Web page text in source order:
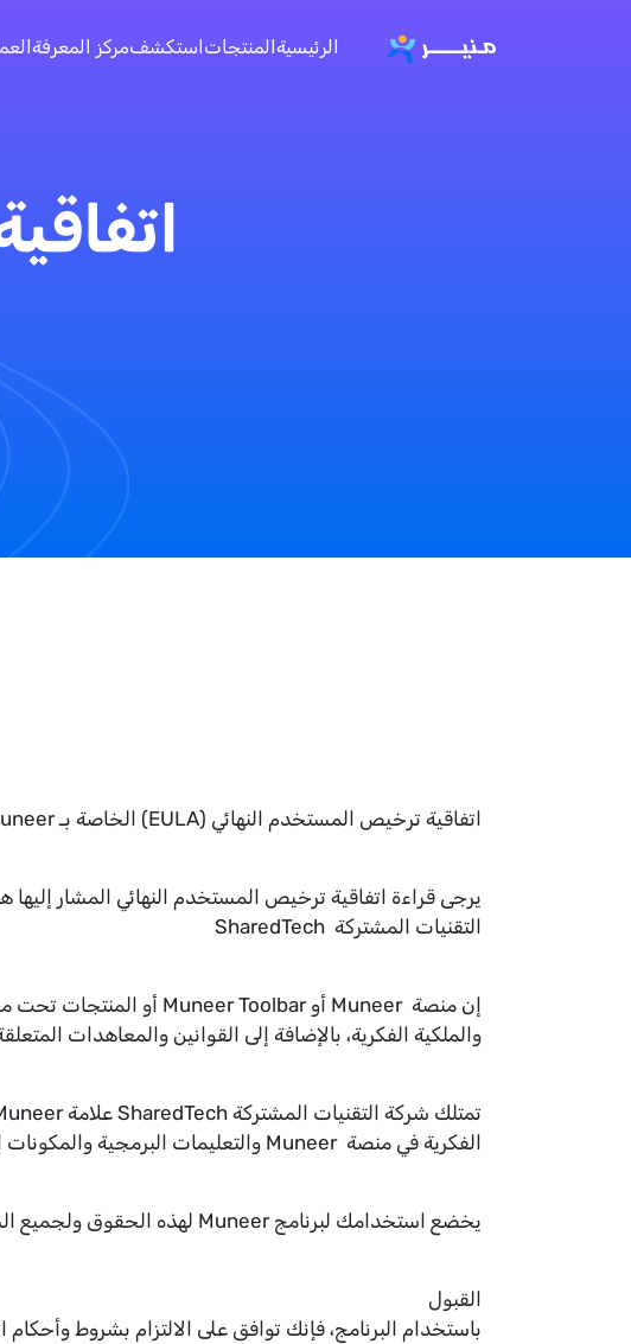
الرئيسيةالمنتجاتاستكشفمركز المعرفة
اتفاقية ترخيص المستخدم النهائي (EULA) الخاصة بـ Muneer
التقنيات المشتركة SharedTech
والملكية الفكرية، بالإضافة إلى القوانين والمعاهدات
الفكرية في منصة Muneer والتعليمات البرمجية والمكونات الإضافية، وموقع الويب والأدوات والخوادم.
يخضع استخدامك لبرنامج Muneer لهذه الحقوق ولجميع الشروط والأحكام الواردة في اتفاقية ترخيص المستخدم النهائي هذه.
القبول
باستخدام البرنامج، فإنك توافق على الالتزام بشروط